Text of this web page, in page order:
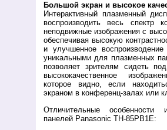
Большой экран и высокое
Интерактивный плазменный
воспроизводить весь спектр
неподвижные изображения с
обеспечивая высокую
и улучшенное
уникальными для плазменных
позволяет зрителям сидеть
высококачественное
которое видно, если
экраном в конференц-залах или
Отличительные особенности
панелей Panasonic TH-85PB1E: